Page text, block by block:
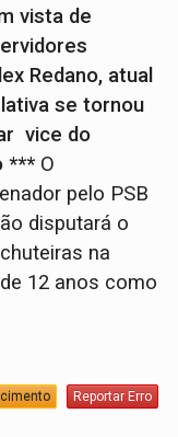
vista de
Redano, atual
se tornou
vice do
*** O
pelo PSB
disputará o
na
12 anos como
Reportar Erro